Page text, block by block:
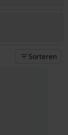
Sorteren